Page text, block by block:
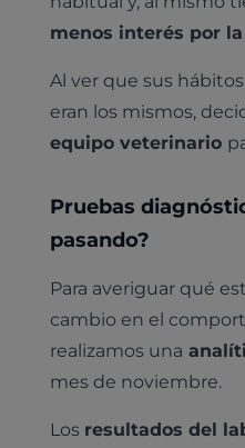
menos interés por
Al ver que sus
eran los mismos,
equipo veterinario
Pruebas
pasando?
Para averiguar qué
cambio en el
realizamos una
mes de noviembre.
Los resultados del